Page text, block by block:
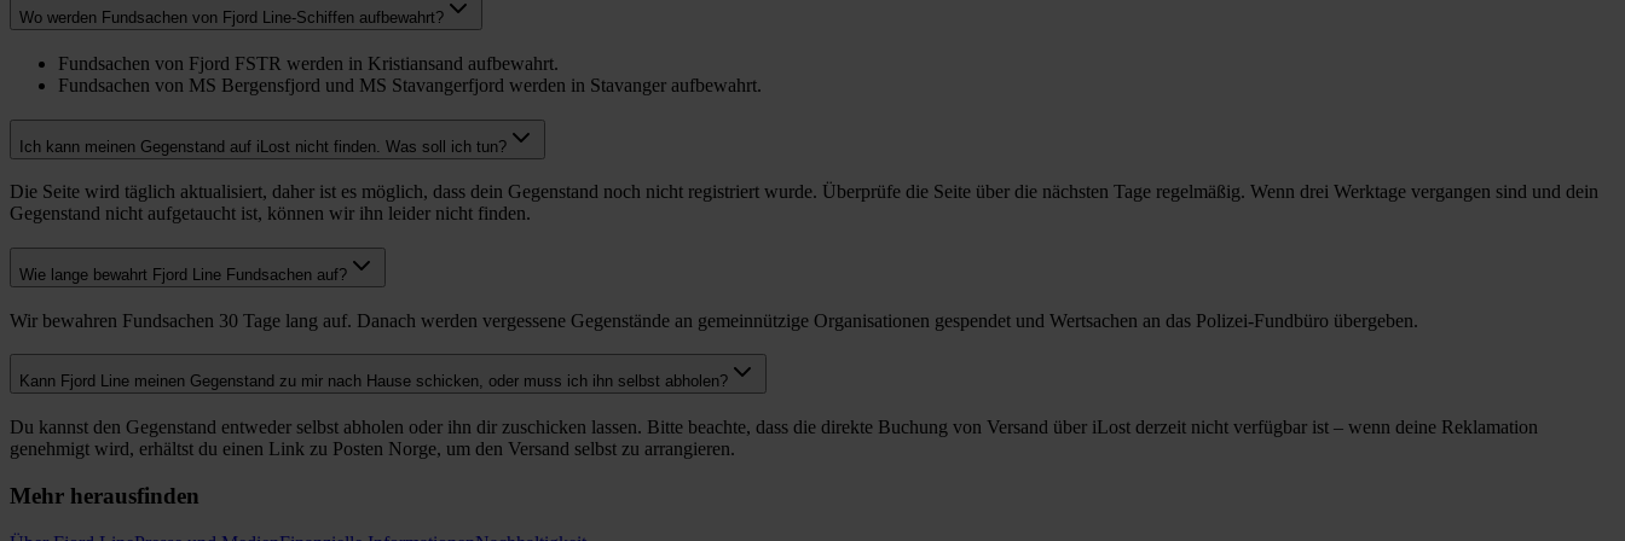
Wo werden Fundsachen von Fjord Line-Schiffen aufbewahrt?
Fundsachen von Fjord FSTR werden in Kristiansand aufbewahrt.
Fundsachen von MS Bergensfjord und MS Stavangerfjord werden in Stavanger aufbewahrt.
Ich kann meinen Gegenstand auf iLost nicht finden. Was soll ich tun?
Die Seite wird täglich aktualisiert, daher ist es möglich, dass dein Gegenstand noch nicht registriert wurde. Überprüfe die Seite über die nächsten Tage regelmäßig. Wenn drei Werktage vergangen sind und dein
Gegenstand nicht aufgetaucht ist, können wir ihn leider nicht finden.
Wie lange bewahrt Fjord Line Fundsachen auf?
Wir bewahren Fundsachen 30 Tage lang auf. Danach werden vergessene Gegenstände an gemeinnützige Organisationen gespendet und Wertsachen an das Polizei-Fundbüro übergeben.
Kann Fjord Line meinen Gegenstand zu mir nach Hause schicken, oder muss ich ihn selbst abholen?
Du kannst den Gegenstand entweder selbst abholen oder ihn dir zuschicken lassen. Bitte beachte, dass die direkte Buchung von Versand über iLost derzeit nicht verfügbar ist – wenn deine Reklamation
genehmigt wird, erhältst du einen Link zu Posten Norge, um den Versand selbst zu arrangieren.
Mehr herausfinden